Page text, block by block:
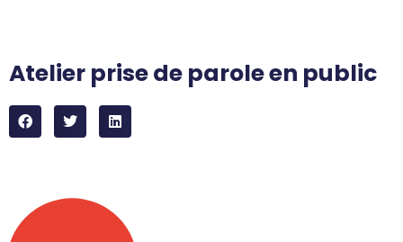
Atelier prise de parole en public